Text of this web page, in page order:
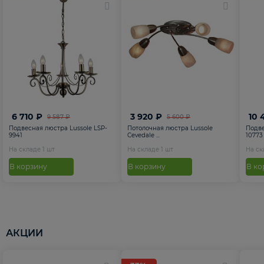
9 587 ₽
6 710 ₽
Подвесная люстра Lussole LSP-
9941
На складе 1 шт
В корзину
5 600 ₽
3 920 ₽
Потолочная люстра Lussole
Cevedale ...
На складе 1 шт
В корзину
10
10773
На
В
АКЦИИ